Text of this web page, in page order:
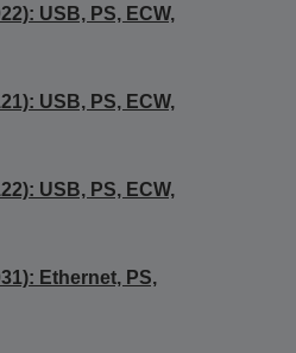
USB, PS, ECW,
USB, PS, ECW,
USB, PS, ECW,
Ethernet, PS,